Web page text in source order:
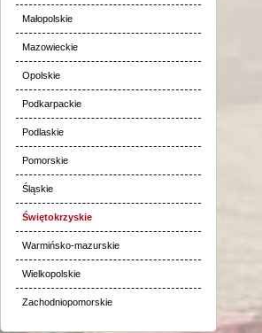
Małopolskie
Mazowieckie
Opolskie
Podkarpackie
Podlaskie
Pomorskie
Śląskie
Świętokrzyskie
Warmińsko-mazurskie
Wielkopolskie
Zachodniopomorskie